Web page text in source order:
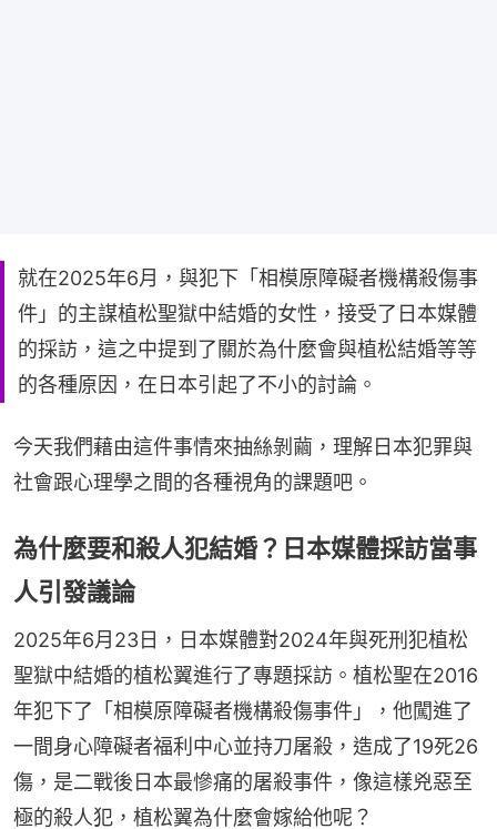
就在2025年6月，與犯下「相模原障礙者機構殺傷事
件」的主謀植松聖獄中結婚的女性，接受了日本媒體
的採訪，這之中提到了關於為什麼會與植松結婚等等
的各種原因，在日本引起了不小的討論。
今天我們藉由這件事情來抽絲剝繭，理解日本犯罪與
社會跟心理學之間的各種視角的課題吧。
為什麼要和殺人犯結婚？日本媒體採訪當事
人引發議論
2025年6月23日，日本媒體對2024年與死刑犯植松
聖獄中結婚的植松翼進行了專題採訪。植松聖在2016
年犯下了「相模原障礙者機構殺傷事件」，他闖進了
一間身心障礙者福利中心並持刀屠殺，造成了19死26
傷，是二戰後日本最慘痛的屠殺事件，像這樣兇惡至
極的殺人犯，植松翼為什麼會嫁給他呢？